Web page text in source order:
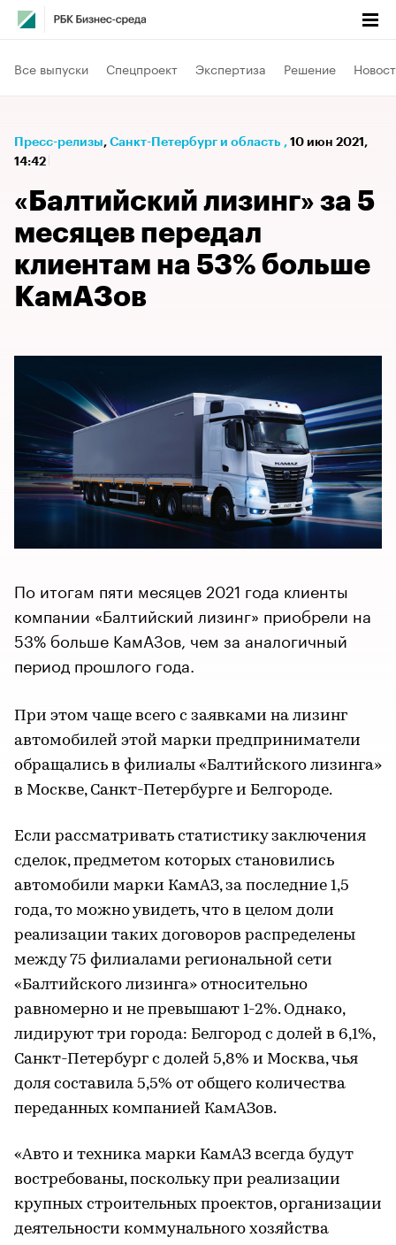
Все выпуски Спецпроект Экспертиза Решение
Пресс-релизы⁠, Санкт-Петербург и область , 10 июн 2021,
14:42
«Балтийский лизинг» за 5
месяцев передал
клиентам на 53% больше
КамАЗов
По итогам пяти месяцев 2021 года клиенты
компании «Балтийский лизинг» приобрели на
53% больше КамАЗов, чем за аналогичный
период прошлого года.
При этом чаще всего с заявками на лизинг
автомобилей этой марки предприниматели
обращались в филиалы «Балтийского лизинга»
в Москве, Санкт-Петербурге и Белгороде.
Если рассматривать статистику заключения
сделок, предметом которых становились
автомобили марки КамАЗ, за последние 1,5
года, то можно увидеть, что в целом доли
реализации таких договоров распределены
между 75 филиалами региональной сети
«Балтийского лизинга» относительно
равномерно и не превышают 1-2%. Однако,
лидируют три города: Белгород с долей в 6,1%,
Санкт-Петербург с долей 5,8% и Москва, чья
доля составила 5,5% от общего количества
переданных компанией КамАЗов.
«Авто и техника марки КамАЗ всегда будут
востребованы, поскольку при реализации
крупных строительных проектов, организации
деятельности коммунального хозяйства